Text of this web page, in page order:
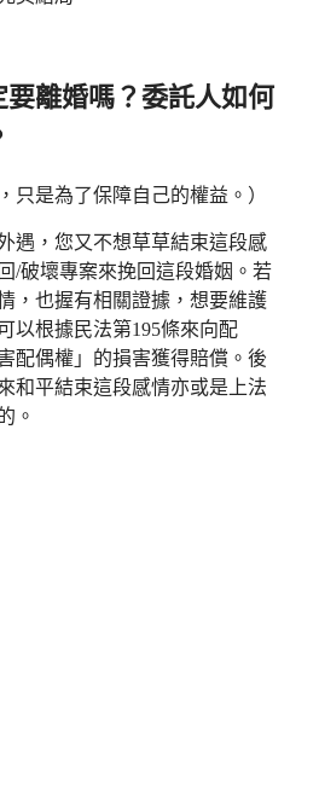
離婚嗎？委託人如何
只是為了保障自己的權益。）
遇，您又不想草草結束這段感
/破壞專案來挽回這段婚姻。若
，也握有相關證據，想要維護
以根據民法第195條來向配
配偶權」的損害獲得賠償。後
和平結束這段感情亦或是上法
。